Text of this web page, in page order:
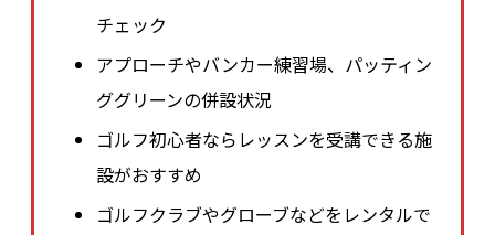
チェック
アプローチやバンカー練習場、パッティン
ググリーンの併設状況
ゴルフ初心者ならレッスンを受講できる施
設がおすすめ
ゴルフクラブやグローブなどをレンタルで